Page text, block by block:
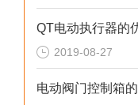
QT电动执行器的
2019-08-27
电动阀门控制箱